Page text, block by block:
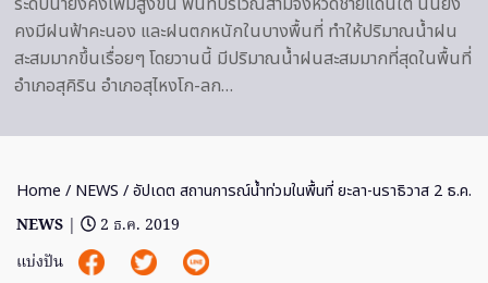
คงมีฝนฟ้าคะนอง และฝนตกหนักในบางพื้นที่ ทำให้ปริมาณน้ำฝน
สะสมมากขึ้นเรื่อยๆ โดยวานนี้ มีปริมาณน้ำฝนสะสมมากที่สุดในพื้นที่
อำเภอสุคิริน อำเภอสุไหงโก-ลก…
Home / NEWS / อัปเดต สถานการณ์น้ำท่วมในพื้นที่ ยะลา-นราธิวาส 2 ธ.ค.
NEWS |
2 ธ.ค. 2019
แบ่งปัน